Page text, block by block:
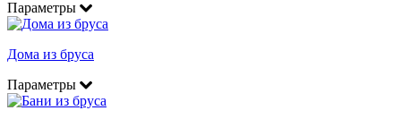
Параметры
Дома из бруса
Параметры